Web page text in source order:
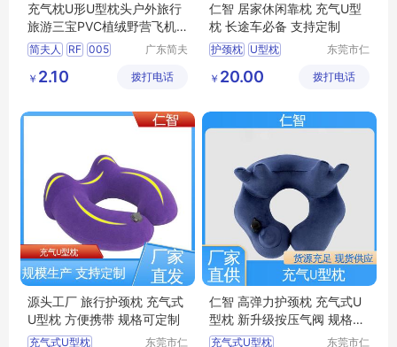
充气枕U形U型枕头户外旅行
旅游三宝PVC植绒野营飞机
枕
简夫人 RF 005
广东简夫
限公司
￥ 2.10 拨打电话
仁智 居家休闲靠枕 充气U型
枕 长途车必备 支持定制
护颈枕 U型枕
办公室休闲靠枕
东莞市仁
技有限公
￥ 20.00 拨打电话
源头工厂 旅行护颈枕 充气式
U型枕 方便携带 规格可定制
充气式U型枕 东莞市仁
仁智 高弹力护颈枕 充气式U
型枕 新升级按压气阀 规格可
定制
充气式U型枕 东莞市仁